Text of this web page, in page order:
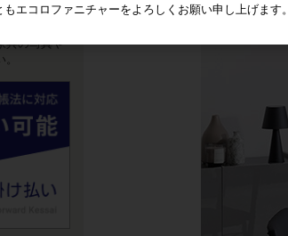
具の写真や
もエコロファニチャーをよろしくお願い申し上げます。